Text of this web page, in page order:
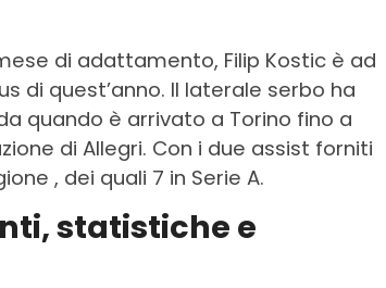
di adattamento, Filip Kostic è ad
di quest’anno. Il laterale serbo ha
quando è arrivato a Torino fino a
di Allegri. Con i due assist forniti
, dei quali 7 in Serie A.
statistiche e